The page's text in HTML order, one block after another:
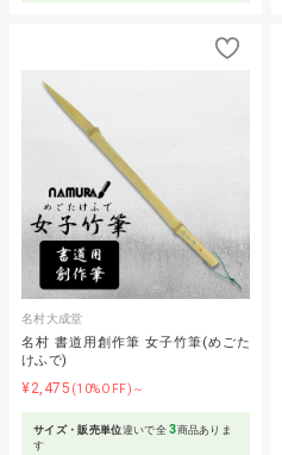
名村大成堂
名村 書道用創作筆 女子竹筆(めごた
けふで)
¥2,475 (10%OFF)～
サイズ・販売単位違いで全3商品ありま
す